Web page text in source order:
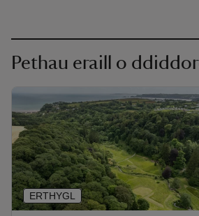
Pethau eraill o
ERTHYGL